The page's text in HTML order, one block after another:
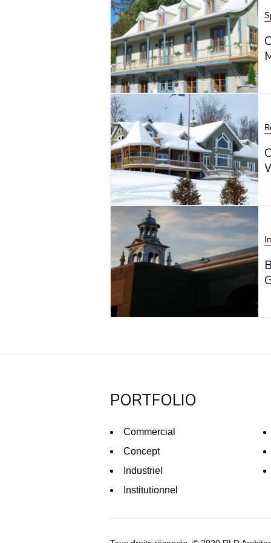
PORTFOLIO
Commercial
Concept
Industriel
Institutionnel